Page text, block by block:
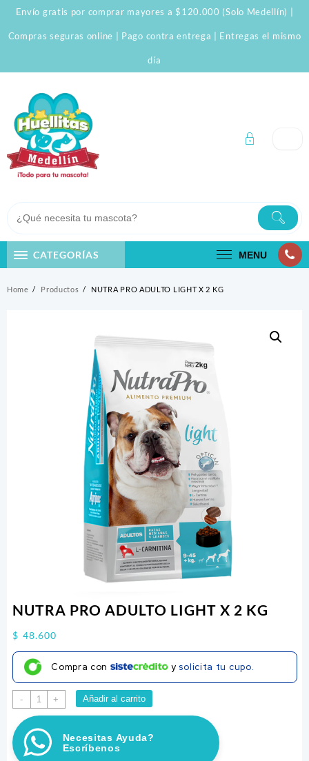
Skip
content
Envío gratis por comprar mayores a $120.000 (Solo Medellín) |
Compras seguras online | Pago contra entrega | Entregas el mismo
día
CATEGORÍAS MENU
Home Productos NUTRA PRO ADULTO LIGHT X 2 KG
NUTRA PRO ADULTO LIGHT X 2 KG
$ 48.600
Compra con y solicita tu cupo.
-
NUTRA
PRO
ADULTO
LIGHT
X
+ Añadir al carrito
Necesitas Ayuda?
Escríbenos